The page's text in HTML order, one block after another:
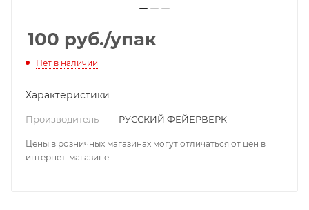
100 руб./упак
Нет в наличии
Характеристики
Производитель — РУССКИЙ ФЕЙЕРВЕРК
Цены в розничных магазинах могут отличаться от цен в
интернет-магазине.